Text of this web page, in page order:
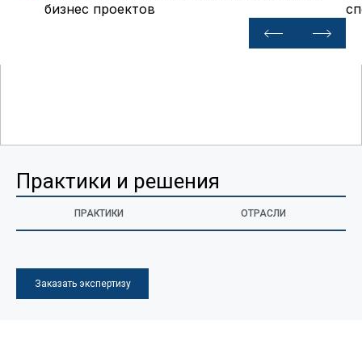
бизнес проектов
Практики и решения
ПРАКТИКИ ОТРАСЛИ
Заказать экспертизу